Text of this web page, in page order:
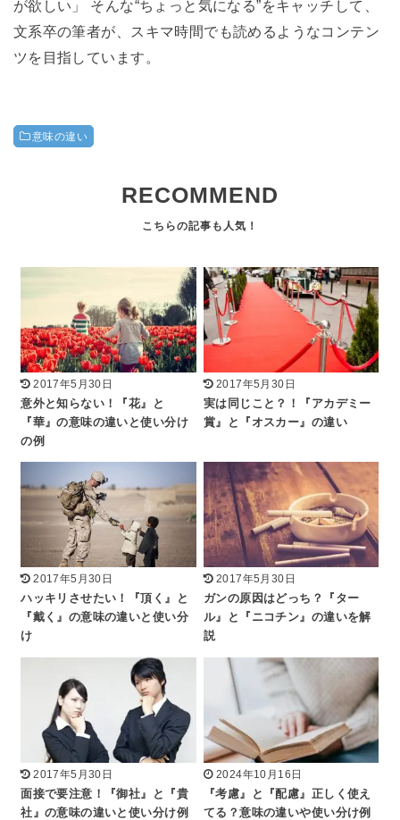
が欲しい」 そんな“ちょっと気になる”をキャッチして、
文系卒の筆者が、スキマ時間でも読めるようなコンテン
ツを目指しています。
意味の違い
RECOMMEND
2017年5月30日
意外と知らない！『花』と
『華』の意味の違いと使い分け
の例
2017年5月30日
実は同じこと？！『アカデミー
賞』と『オスカー』の違い
2017年5月30日
ハッキリさせたい！『頂く』と
『戴く』の意味の違いと使い分
け
2017年5月30日
ガンの原因はどっち？『ター
ル』と『ニコチン』の違いを解
説
2017年5月30日
面接で要注意！『御社』と『貴
社』の意味の違いと使い分け例
2024年10月16日
『考慮』と『配慮』正しく使え
てる？意味の違いや使い分け例